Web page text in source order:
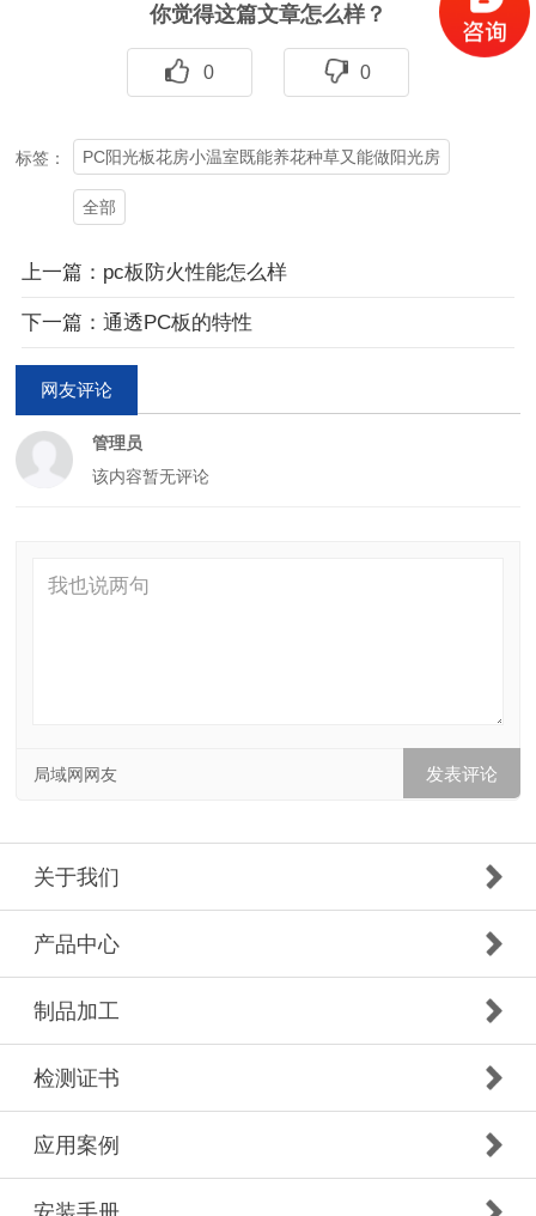
你觉得这篇文章怎么样？
0 0
标签： PC阳光板花房小温室既能养花种草又能做阳光房
全部
上一篇：pc板防火性能怎么样
下一篇：通透PC板的特性
网友评论
管理员
该内容暂无评论
局域网网友
关于我们
产品中心
制品加工
检测证书
应用案例